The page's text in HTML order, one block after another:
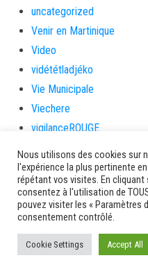
uncategorized
Venir en Martinique
Video
vidététladjéko
Vie Municipale
Viechere
vigilanceROUGE
Village artisanal
Village artisanal et
ville de la trinité
villedelesansesdarlet
voiles
voitures en papier
Nous utilisons des cookies sur
l'expérience la plus pertinente
répétant vos visites. En cliquant
consentez à l'utilisation de
pouvez visiter les « Paramètres
consentement contrôlé.
Cookie Settings Accept All